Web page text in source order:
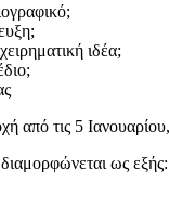
ιδέα;
από τις 5
ως εξής: